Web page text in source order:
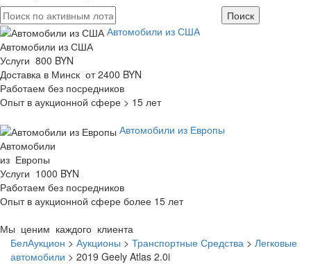
Автомобили из США
Автомобили из США
Услуги 800 BYN
Доставка в Минск от 2400 BYN
Работаем без посредников
Опыт в аукционной сфере > 15 лет
Автомобили из Европы
Автомобили
из Европы
Услуги 1000 BYN
Работаем без посредников
Опыт в аукционной сфере более 15 лет
Мы ценим каждого клиента
БелАукцион > Аукционы > Транспортные Средства > Легковые
автомобили > 2019 Geely Atlas 2.0i